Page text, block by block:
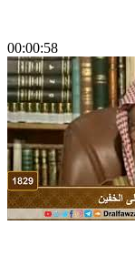
00:00:58